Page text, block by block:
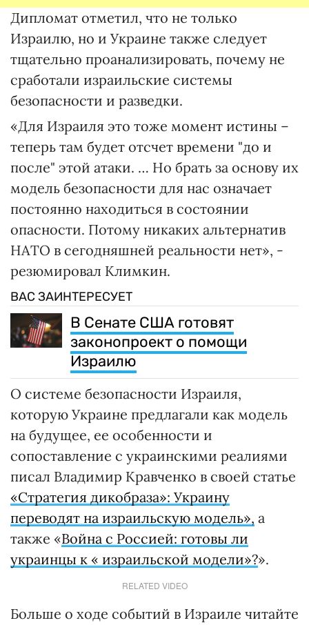
Дипломат отметил, что не только
Израилю, но и Украине также следует
тщательно проанализировать, почему не
сработали израильские системы
безопасности и разведки.
«Для Израиля это тоже момент истины –
теперь там будет отсчет времени "до и
после" этой атаки. … Но брать за основу их
модель безопасности для нас означает
постоянно находиться в состоянии
опасности. Потому никаких альтернатив
НАТО в сегодняшней реальности нет», -
резюмировал Климкин.
ВАС ЗАИНТЕРЕСУЕТ
В Сенате США готовят
законопроект о помощи
Израилю
О системе безопасности Израиля,
которую Украине предлагали как модель
на будущее, ее особенности и
сопоставление с украинскими реалиями
писал Владимир Кравченко в своей статье
«Стратегия дикобраза»: Украину
переводят на израильскую модель», а
также «Война с Россией: готовы ли
украинцы к « израильской модели»?».
RELATED VIDEO
Больше о ходе событий в Израиле читайте